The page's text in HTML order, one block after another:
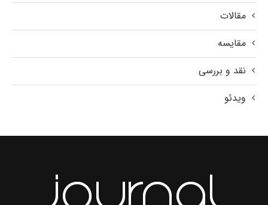
مقالات
مقایسه
نقد و بررسی
ویدئو